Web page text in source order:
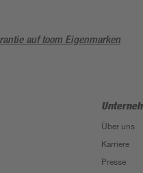
auf toom Eigenmarken
Über uns
Karriere
Presse